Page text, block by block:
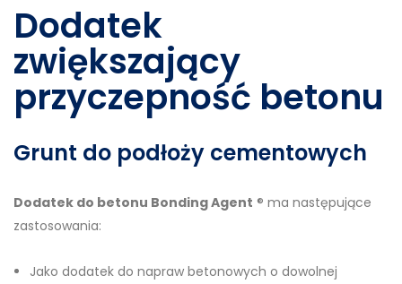
Dodatek
zwiększający
przyczepność betonu
Grunt do podłoży cementowych
Dodatek do betonu Bonding Agent ® ma następujące
zastosowania:
Jako dodatek do napraw betonowych o dowolnej